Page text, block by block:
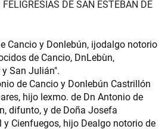
FELIGRESÍAS DE SAN ESTEBAN DE
Cancio y Donlebún, ijodalgo notorio
de Cancio, DnLebùn,
San Julián".
de Cancio y Donlebún Castrillón
hijo lexmo. de Dn Antonio de
difunto, y de Doña Josefa
Cienfuegos, hijo Dealgo notorio de